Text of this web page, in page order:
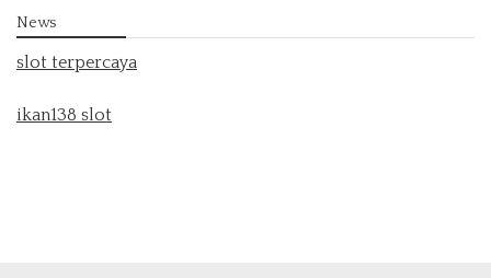
News
slot terpercaya
ikan138 slot